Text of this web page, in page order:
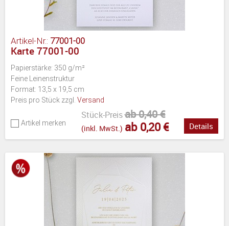
Artikel-Nr.: 77001-00
Karte 77001-00
Papierstärke: 350 g/m²
Feine Leinenstruktur
Format: 13,5 x 19,5 cm
Preis pro Stück zzgl. Versand
Artikel merken
Stück-Preisab 0,40 €
(inkl. MwSt.) ab 0,20 € Details